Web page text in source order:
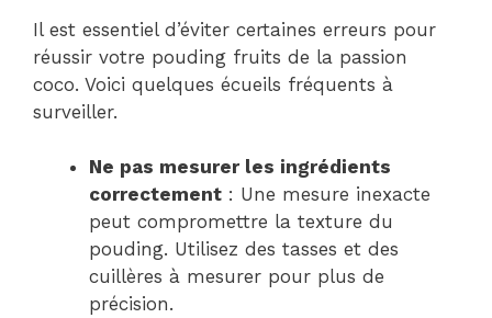
Il est essentiel d’éviter certaines erreurs pour
réussir votre pouding fruits de la passion
coco. Voici quelques écueils fréquents à
surveiller.
Ne pas mesurer les ingrédients
correctement : Une mesure inexacte
peut compromettre la texture du
pouding. Utilisez des tasses et des
cuillères à mesurer pour plus de
précision.